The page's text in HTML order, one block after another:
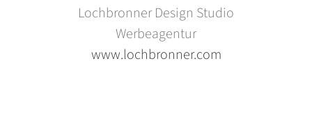
Lochbronner Design Studio
Werbeagentur
www.lochbronner.com